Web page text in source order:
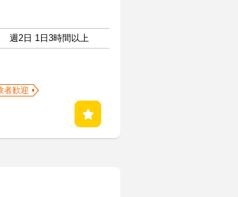
週2日 1日3時間以上
者歓迎